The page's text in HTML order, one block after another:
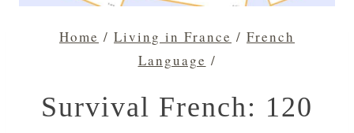
Home / Living in France / French
Language /
Survival French: 120